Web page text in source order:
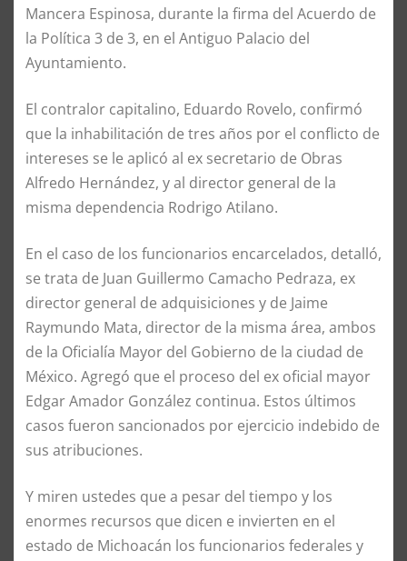
Mancera Espinosa, durante la firma del Acuerdo de
la Política 3 de 3, en el Antiguo Palacio del
Ayuntamiento.
El contralor capitalino, Eduardo Rovelo, confirmó
que la inhabilitación de tres años por el conflicto de
intereses se le aplicó al ex secretario de Obras
Alfredo Hernández, y al director general de la
misma dependencia Rodrigo Atilano.
En el caso de los funcionarios encarcelados, detalló,
se trata de Juan Guillermo Camacho Pedraza, ex
director general de adquisiciones y de Jaime
Raymundo Mata, director de la misma área, ambos
de la Oficialía Mayor del Gobierno de la ciudad de
México. Agregó que el proceso del ex oficial mayor
Edgar Amador González continua. Estos últimos
casos fueron sancionados por ejercicio indebido de
sus atribuciones.
Y miren ustedes que a pesar del tiempo y los
enormes recursos que dicen e invierten en el
estado de Michoacán los funcionarios federales y